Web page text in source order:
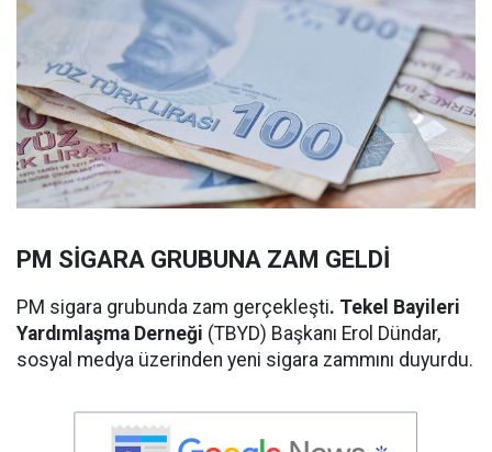
PM SİGARA GRUBUNA ZAM GELDİ
PM sigara grubunda zam gerçekleşti. Tekel Bayileri
Yardımlaşma Derneği (TBYD) Başkanı Erol Dündar,
sosyal medya üzerinden yeni sigara zammını duyurdu.